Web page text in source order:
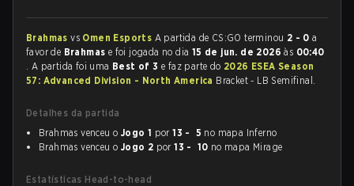
Brahmasvs Omen Esports A partida de CS:GO terminou 2 - 0 a
favor de Brahmas e foi jogada no dia 15 de jun. de 2026às 00:40
. A partida foi uma Best of 3 e faz parte do 2026 ESEA Season
57: Advanced Division - North America Bracket - LB Semifinal.
Detalhes da partida
Brahmas venceu o Jogo 1 por13 - 5 no mapa Inferno
Brahmas venceu o Jogo 2 por13 - 10 no mapa Mirage
Estatísticas Head-to-head